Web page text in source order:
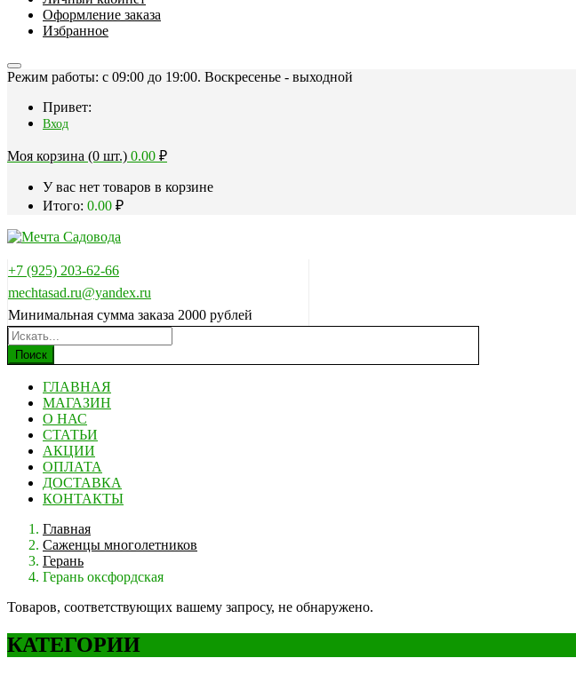
Оформление заказа
Избранное
Режим работы: c 09:00 до 19:00. Воскресенье - выходной
Привет:
Вход
Моя корзина (0 шт.) 0.00 ₽
У вас нет товаров в корзине
Итого: 0.00 ₽
+7 (925) 203-62-66
mechtasad.ru@yandex.ru
Минимальная сумма заказа 2000 рублей
Поиск
ГЛАВНАЯ
МАГАЗИН
О НАС
СТАТЬИ
АКЦИИ
ОПЛАТА
ДОСТАВКА
КОНТАКТЫ
Главная
Саженцы многолетников
Герань
Герань оксфордская
Товаров, соответствующих вашему запросу, не обнаружено.
КАТЕГОРИИ